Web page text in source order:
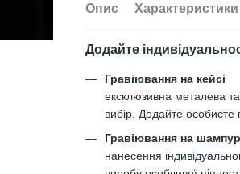
Опис Характеристики
Додайте
Гравіювання на кейсі
ексклюзивна металева
вибір. Додайте
Гравіювання на
нанесення